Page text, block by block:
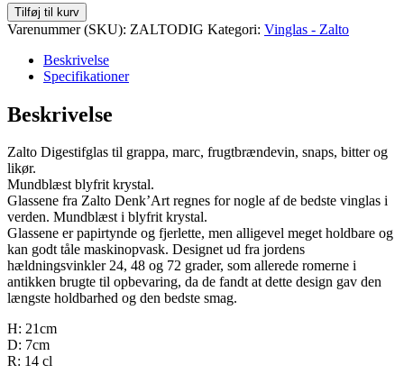
Zalto
Digestifglas
antal
Tilføj til kurv
Varenummer (SKU): ZALTODIG Kategori: Vinglas - Zalto
Beskrivelse
Specifikationer
Beskrivelse
Zalto Digestifglas til grappa, marc, frugtbrændevin, snaps, bitter og
likør.
Mundblæst blyfrit krystal.
Glassene fra Zalto Denk’Art regnes for nogle af de bedste vinglas i
verden. Mundblæst i blyfrit krystal.
Glassene er papirtynde og fjerlette, men alligevel meget holdbare og
kan godt tåle maskinopvask. Designet ud fra jordens
hældningsvinkler 24, 48 og 72 grader, som allerede romerne i
antikken brugte til opbevaring, da de fandt at dette design gav den
længste holdbarhed og den bedste smag.
H: 21cm
D: 7cm
R: 14 cl